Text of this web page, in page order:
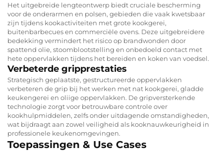
Het uitgebreide lengteontwerp biedt cruciale bescherming
voor de onderarmen en polsen, gebieden die vaak kwetsbaar
zijn tijdens kookactiviteiten met grote kookgerei,
buitenbarbecues en commerciële ovens. Deze uitgebreidere
bedekking vermindert het risico op brandwonden door
spattend olie, stoomblootstelling en onbedoeld contact met
hete oppervlakken tijdens het bereiden en koken van voedsel.
Verbeterde gripprestaties
Strategisch geplaatste, gestructureerde oppervlakken
verbeteren de grip bij het werken met nat kookgerei, gladde
keukengerei en oliige oppervlakken. De gripversterkende
technologie zorgt voor betrouwbare controle over
kookhulpmiddelen, zelfs onder uitdagende omstandigheden,
wat bijdraagt aan zowel veiligheid als kooknauwkeurigheid in
professionele keukenomgevingen.
Toepassingen & Use Cases